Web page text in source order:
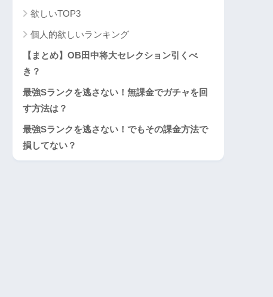
欲しいTOP3
個人的欲しいランキング
【まとめ】OB田中将大セレクション引くべ
き？
最強Sランクを逃さない！無課金でガチャを回
す方法は？
最強Sランクを逃さない！でもその課金方法で
損してない？